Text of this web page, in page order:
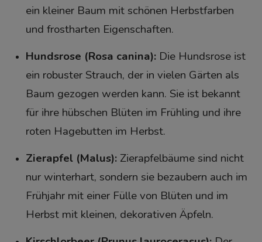
ein kleiner Baum mit schönen Herbstfarben
und frostharten Eigenschaften.
Hundsrose (Rosa canina):Die Hundsrose ist
ein robuster Strauch, der in vielen Gärten als
Baum gezogen werden kann. Sie ist bekannt
für ihre hübschen Blüten im Frühling und ihre
roten Hagebutten im Herbst.
Zierapfel (Malus):Zierapfelbäume sind nicht
nur winterhart, sondern sie bezaubern auch im
Frühjahr mit einer Fülle von Blüten und im
Herbst mit kleinen, dekorativen Äpfeln.